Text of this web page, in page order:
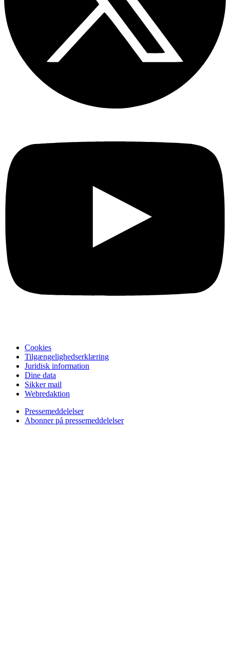
Cookies
Tilgængelighedserklæring
Juridisk information
Dine data
Sikker mail
Webredaktion
Pressemeddelelser
Abonner på pressemeddelelser